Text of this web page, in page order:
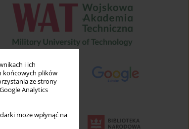
i ich
końcowych plików
ze strony
Analytics
może wpłynąć na